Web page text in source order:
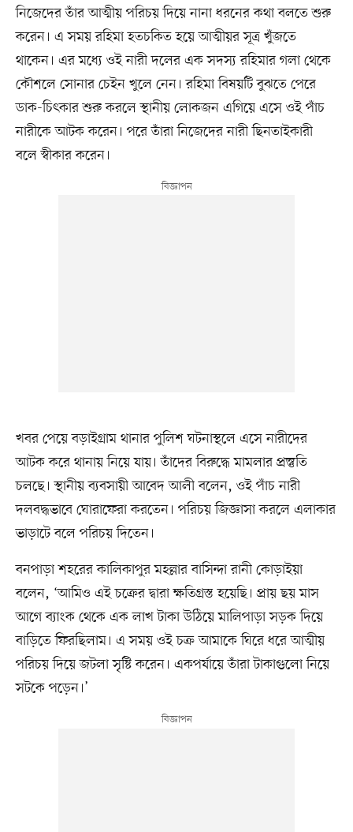
নিজেদের তাঁর আত্মীয় পরিচয় দিয়ে নানা ধরনের কথা বলতে শুরু
করেন। এ সময় রহিমা হতচকিত হয়ে আত্মীয়র সূত্র খুঁজতে
থাকেন। এর মধ্যে ওই নারী দলের এক সদস্য রহিমার গলা থেকে
কৌশলে সোনার চেইন খুলে নেন। রহিমা বিষয়টি বুঝতে পেরে
ডাক-চিৎকার শুরু করলে স্থানীয় লোকজন এগিয়ে এসে ওই পাঁচ
নারীকে আটক করেন। পরে তাঁরা নিজেদের নারী ছিনতাইকারী
বলে স্বীকার করেন।
খবর পেয়ে বড়াইগ্রাম থানার পুলিশ ঘটনাস্থলে এসে নারীদের
আটক করে থানায় নিয়ে যায়। তাঁদের বিরুদ্ধে মামলার প্রস্তুতি
চলছে। স্থানীয় ব্যবসায়ী আবেদ আলী বলেন, ওই পাঁচ নারী
দলবদ্ধভাবে ঘোরাফেরা করতেন। পরিচয় জিজ্ঞাসা করলে এলাকার
ভাড়াটে বলে পরিচয় দিতেন।
বনপাড়া শহরের কালিকাপুর মহল্লার বাসিন্দা রানী কোড়াইয়া
বলেন, ‘আমিও এই চক্রের দ্বারা ক্ষতিগ্রস্ত হয়েছি। প্রায় ছয় মাস
আগে ব্যাংক থেকে এক লাখ টাকা উঠিয়ে মালিপাড়া সড়ক দিয়ে
বাড়িতে ফিরছিলাম। এ সময় ওই চক্র আমাকে ঘিরে ধরে আত্মীয়
পরিচয় দিয়ে জটলা সৃষ্টি করেন। একপর্যায়ে তাঁরা টাকাগুলো নিয়ে
সটকে পড়েন।’